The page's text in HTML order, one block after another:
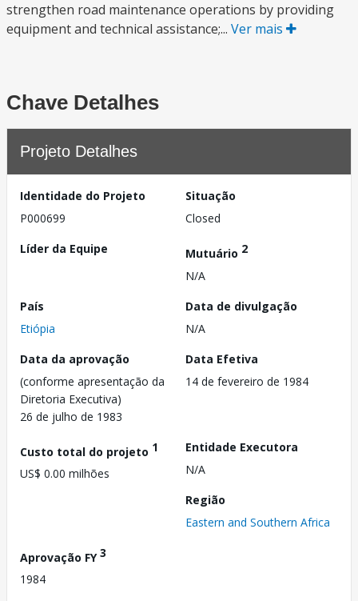
strengthen road maintenance operations by providing
equipment and technical assistance;... Ver mais
Chave Detalhes
Projeto Detalhes
Identidade do Projeto
P000699
Situação
Closed
Líder da Equipe
Mutuário 2
N/A
País
Etiópia
Data de divulgação
N/A
Data da aprovação
(conforme apresentação da
Diretoria Executiva)
26 de julho de 1983
Data Efetiva
14 de fevereiro de 1984
Custo total do projeto 1
US$ 0.00 milhões
Entidade Executora
N/A
Região
Eastern and Southern Africa
Aprovação FY3
1984